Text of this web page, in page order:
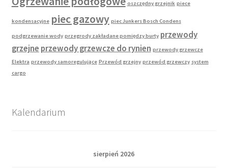
oszczędny grzejnik piece
kondensacyjne piec gazowy piec Junkers Bosch Condens
podgrzewanie wody przegrody zakładane pomiędzy burty przewody
grzejne przewody grzewcze do rynien przewody grzewcze
Elektra przewody samoregulujące Przewód grzejny przewód grzewczy system
cargo
Kalendarium
sierpień 2026